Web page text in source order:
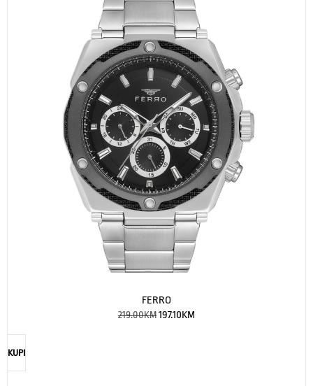
FERRO
219.00KM197.10KM
KUPI